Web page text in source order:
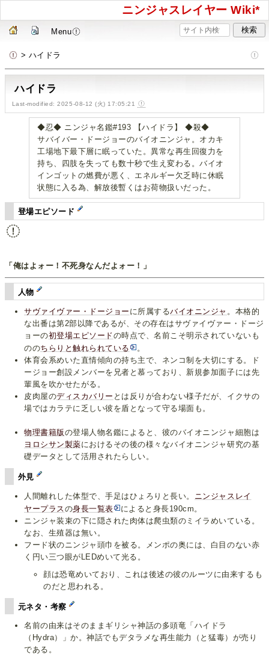
ニンジャスレイヤー Wiki*
Menu
> ハイドラ
ハイドラ
Last-modified: 2025-08-12 (火) 17:05:21
◆忍◆ ニンジャ名鑑#193 【ハイドラ】 ◆殺◆
サバイバー・ドージョーのバイオニンジャ。オカキ
工場地下最下層に眠っていた。異常な再生回復力を
持ち、四肢を失っても数十秒で生え変わる。バイオ
インゴットの燃費が悪く、エネルギー欠乏時に休眠
状態に入る為、解放後暫くはお荷物扱いだった。
登場エピソード
「俺はよォー！不死身なんだよォー！」
人物
サヴァイヴァー・ドージョー に所属するバイオニンジャ 。本格的
な出番は第2部以降であるが、その存在はサヴァイヴァー・ドージ
ョーの初登場エピソードの時点で、名前こそ明示されていないも
ののちらりと触れられている
。
体育会系めいた直情傾向の持ち主で、ネンコ制を大切にする。ド
ージョー創設メンバーを兄者と慕っており、新規参加面子には先
輩風を吹かせたがる。
皮肉屋のディスカバリー とは反りが合わない様子だが、イクサの
場ではカラテに乏しい彼を盾となって守る場面も。
物理書籍版の登場人物名鑑によると、彼のバイオニンジャ細胞は
ヨロシサン製薬におけるその後の様々なバイオニンジャ研究の基
礎データとして活用されたらしい。
外見
人間離れした体型で、手足はひょろりと長い。
ニンジャスレイ
ヤープラス の身長一覧表
によると身長190cm。
ニンジャ装束の下に隠された肉体は爬虫類のミイラめいている。
なお、生殖器は無い。
フード状のニンジャ頭巾を被る。メンポの奥には、白目のない赤
く円い三つ眼がLEDめいて光る。
顔は恐竜めいており、これは後述の彼のルーツに由来するも
のだと思われる。
元ネタ・考察
名前の由来はそのままギリシャ神話の多頭竜「ハイドラ
（Hydra）」か。神話でもデタラメな再生能力（と猛毒）が売り
である。